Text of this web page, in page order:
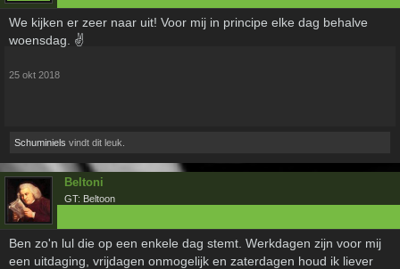
We kijken er zeer naar uit! Voor mij in principe elke dag behalve
woensdag. ✌️
25 okt 2018
Schuminiels vindt dit leuk.
Beltoni
GT: Beltoon
Ben zo'n lul die op een enkele dag stemt. Werkdagen zijn voor mij
een uitdaging, vrijdagen onmogelijk en zaterdagen houd ik liever